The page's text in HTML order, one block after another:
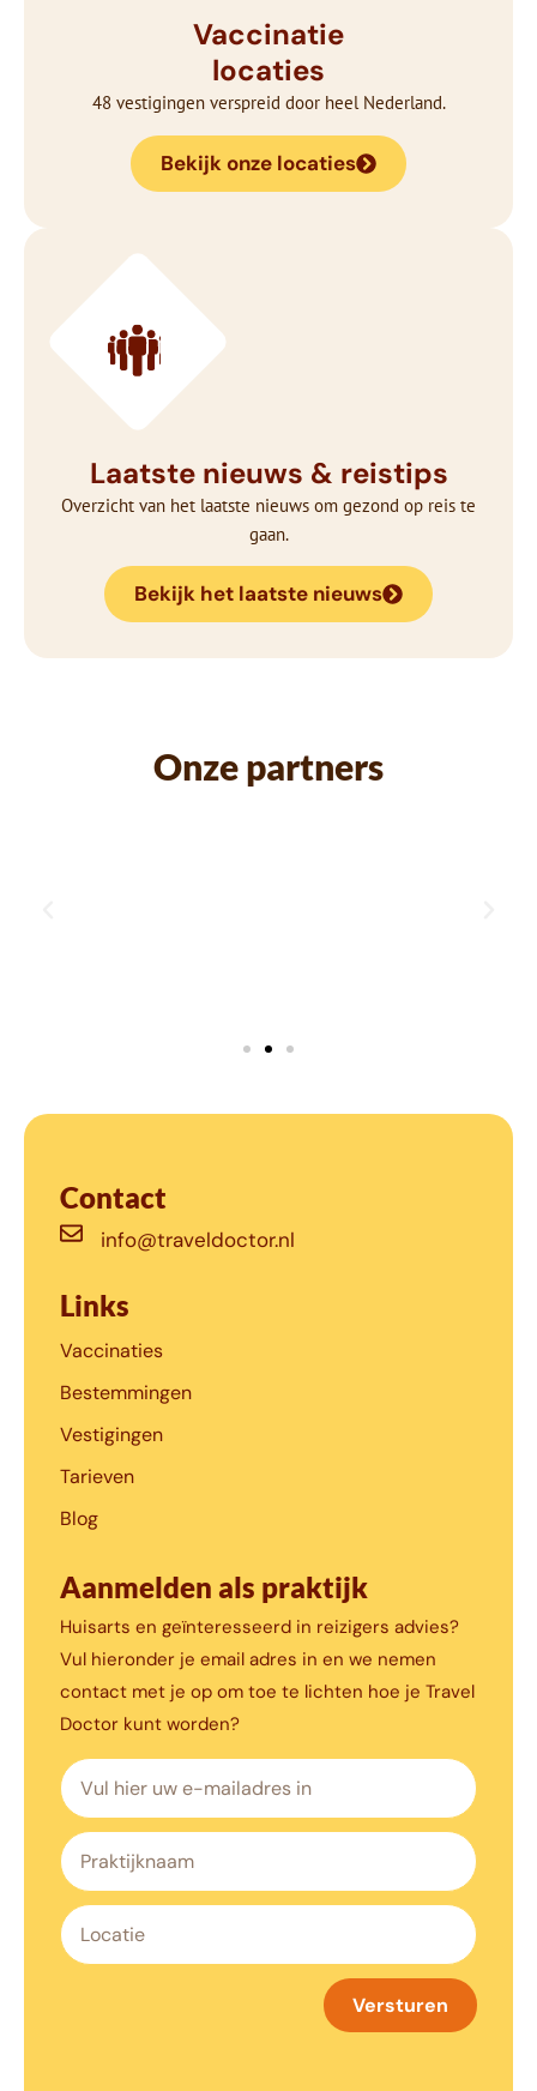
Vaccinatie
locaties
48 vestigingen verspreid door heel Nederland.
Bekijk onze locaties
Laatste nieuws & reistips
Overzicht van het laatste nieuws om gezond op reis te
gaan.
Bekijk het laatste nieuws
Onze partners
Contact
info@traveldoctor.nl
Links
Vaccinaties
Bestemmingen
Vestigingen
Tarieven
Blog
Aanmelden als praktijk
Huisarts en geïnteresseerd in reizigers advies?
Vul hieronder je email adres in en we nemen
contact met je op om toe te lichten hoe je Travel
Doctor kunt worden?
Versturen